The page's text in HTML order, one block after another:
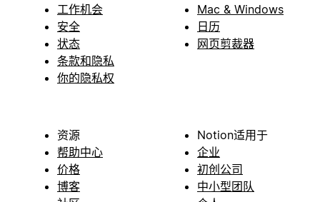
工作机会
安全
状态
条款和隐私
你的隐私权
Mac & Windows
日历
网页剪裁器
资源
帮助中心
价格
博客
Notion适用于
企业
初创公司
中小型团队